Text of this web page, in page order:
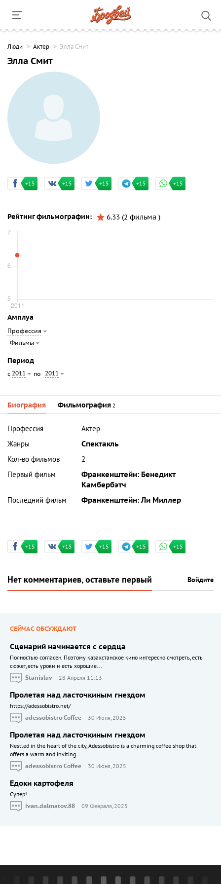
Люди Актер Элла Смит
Элла Смит
+15 +15 +15 +15 +15
Рейтинг фильмографии: 6.33 (2 фильма )
Амплуа
Профессия
Фильмы
Период
с 2011 по 2011
Биография Фильмография 2
Профессия
Актер
Жанры
Спектакль
Кол-во фильмов
2
Первый фильм
Франкенштейн: Бенедикт
Камбербэтч
Последний фильм
Франкенштейн: Ли Миллер
+15 +15 +15 +15 +15
Нет комментариев, оставьте первый Войдите
СЕЙЧАС ОБСУЖДАЮТ
Сценарий начинается с сердца
Полностью согласен. Поэтому казахстанское кино интересно смотреть, есть
сюжет, есть уроки и есть хорошие...
Stanislav
28 Апреля 11:13
Пролетая над ласточкиным гнездом
https://adessobistro.net/
adessobistro Coffee
30 Июня, 2025
Пролетая над ласточкиным гнездом
Nestled in the heart of the city, Adessobistro is a charming coffee shop that
offers a warm and inviting...
adessobistro Coffee
30 Июня, 2025
Едоки картофеля
Cупер!
ivan.dalmatov.88
09 Февраля, 2025